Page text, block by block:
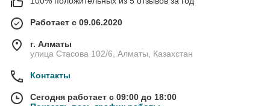
Работает с 09.06.2020
г. Алматы
улица Стасова 102/6, Алматы, Казахстан
Контакты
Сегодня работает с 09:00 до 18:00